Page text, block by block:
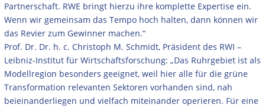
Partnerschaft. RWE bringt hierzu ihre komplette Expertise ein.
Wenn wir gemeinsam das Tempo hoch halten, dann können wir
das Revier zum Gewinner machen.“
Prof. Dr. Dr. h. c. Christoph M. Schmidt, Präsident des RWI –
Leibniz-Institut für Wirtschaftsforschung: „Das Ruhrgebiet ist als
Modellregion besonders geeignet, weil hier alle für die grüne
Transformation relevanten Sektoren vorhanden sind, nah
beieinanderliegen und vielfach miteinander operieren. Für eine